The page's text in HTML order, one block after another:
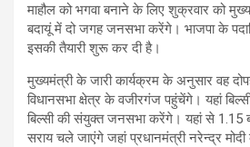
माहौल को भगवा बनाने के लिए शुक्रवार को
बदायूं में दो जगह जनसभा करेंगे। भाजपा के
इसकी तैयारी शुरू कर दी है।
मुख्यमंत्री के जारी कार्यक्रम के अनुसार वह
विधानसभा क्षेत्र के वजीरगंज पहुंचेंगे। यहां
बिल्सी की संयुक्त जनसभा करेंगे। यहां से 1.15
सराय चले जाएंगे जहां प्रधानमंत्री नरेन्द्र